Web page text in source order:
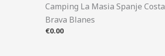
Camping La Masia Spanje Costa
Brava Blanes
€0.00